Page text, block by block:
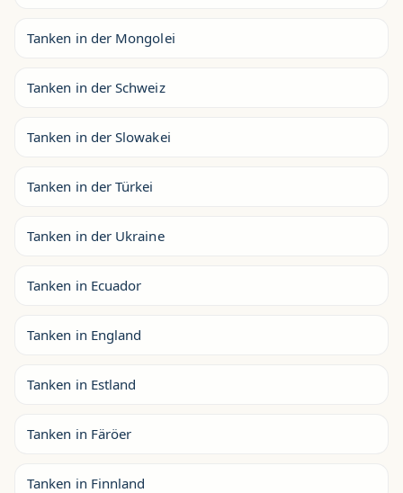
Tanken in der Mongolei
Tanken in der Schweiz
Tanken in der Slowakei
Tanken in der Türkei
Tanken in der Ukraine
Tanken in Ecuador
Tanken in England
Tanken in Estland
Tanken in Färöer
Tanken in Finnland